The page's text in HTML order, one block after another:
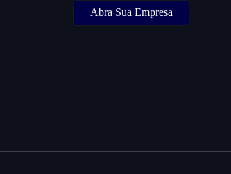
Abra Sua Empresa